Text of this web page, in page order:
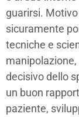
guarirsi.
sicuramente
tecniche e
decisivo dello
un buon
paziente,